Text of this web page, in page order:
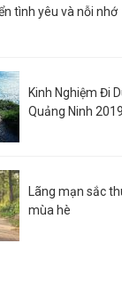
tình yêu và nỗi nhớ
Kinh Nghiệm Đi
Quảng Ninh 2019
Lãng mạn sắc
mùa hè